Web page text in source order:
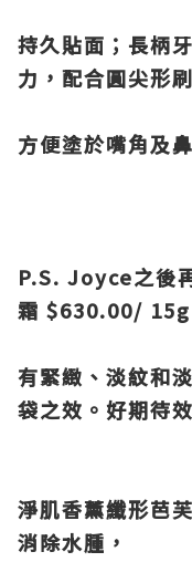
持久貼面；長柄
力，配合圓尖形
方便塗於嘴角及
P.S. Joyce之後
霜 $630.00/ 15g
有緊緻、淡紋和
袋之效。好期待
淨肌香薰纖形芭
消除水腫，